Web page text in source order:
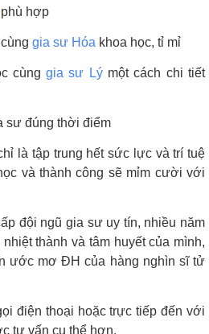
phù hợp
gia sư Hóa khoa học, tỉ mỉ
cùnggia sư Lýmột cách chi tiết
sư đúng thời điểm
là tập trung hết sức lực và trí tuệ
và thành công sẽ mỉm cười với
đội ngũ gia sư uy tín, nhiều năm
thành và tâm huyết của mình,
ước mơ ĐH của hàng nghìn sĩ tử
điện thoại hoặc trực tiếp đến với
tư vấn cụ thể hơn.